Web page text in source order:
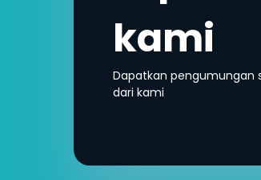
kami
Dapatkan pengumungan
dari kami